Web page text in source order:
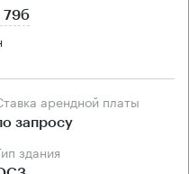
79б
Ставка арендной платы
запросу
Тип здания